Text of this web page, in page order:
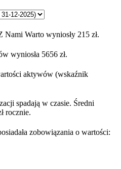
Nami Warto wyniosły 215 zł.
wyniosła 5656 zł.
aktywów (wskaźnik
spadają w czasie. Średni
rocznie.
zobowiązania o wartości: